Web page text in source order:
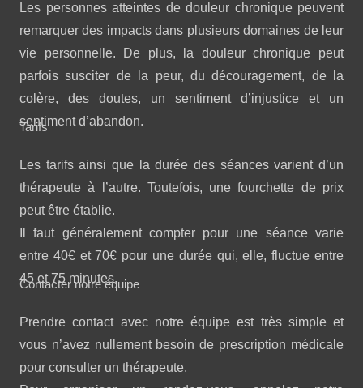
Les personnes atteintes de douleur chronique peuvent
remarquer des impacts dans plusieurs domaines de leur
vie personnelle. De plus, la douleur chronique peut
parfois susciter de la peur, du découragement, de la
colère, des doutes, un sentiment d’injustice et un
sentiment d’abandon.
Tarifs
Les tarifs ainsi que la durée des séances varient d’un
thérapeute à l’autre. Toutefois, une fourchette de prix
peut être établie.
Il faut généralement compter pour une séance varie
entre 40€ et 70€ pour une durée qui, elle, fluctue entre
45 et 75 minutes.
Contacter notre équipe
Prendre contact avec notre équipe est très simple et
vous n’avez nullement besoin de prescription médicale
pour consulter un thérapeute.